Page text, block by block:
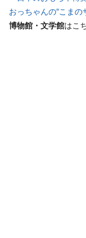
おっちゃんの“こまの
博物館・文学館はこ